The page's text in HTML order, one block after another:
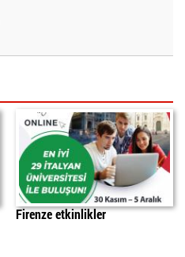
Firenze etkinlikler